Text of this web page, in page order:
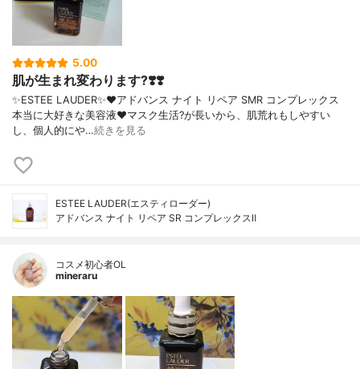
5.00
肌が生まれ変わります?❣️❣️
✨ESTEE LAUDER✨❤︎アドバンス ナイト リペア SMR コンプレックス
本当に大好きな美容液❤️マスク生活?が長いから、肌荒れもしやすい
し、個人的にや…続きを見る
ESTEE LAUDER(エスティローダー)
アドバンス ナイト リペア SR コンプレックスⅡ
コスメ初心者OL
mineraru